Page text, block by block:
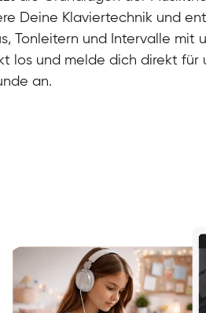
/ Piano / Flügel
/ Piano / Flügel
/ Piano / Flügel
/ Piano / Flügel
Deine Klaviertechnik und
Tonleitern und Intervalle mit
los und melde dich direkt für
an.